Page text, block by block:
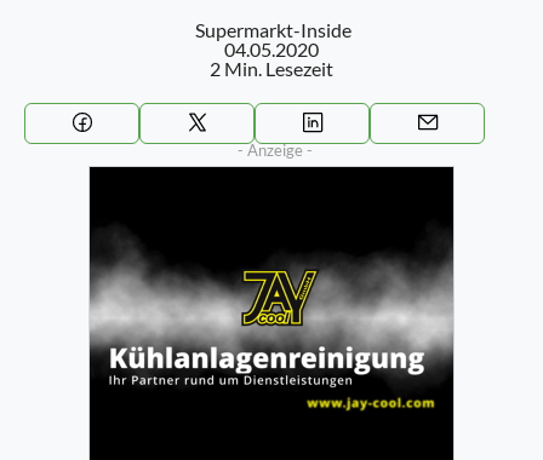
Supermarkt-Inside
04.05.2020
2 Min. Lesezeit